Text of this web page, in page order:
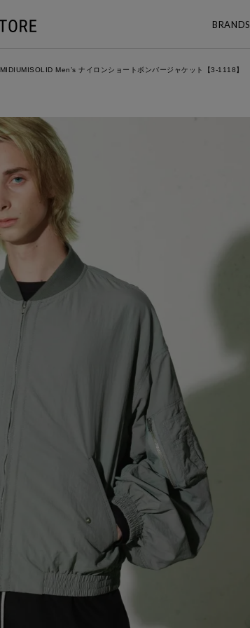
BRANDS
MIDIUMISOLID Men’s ナイロンショートボンバージャケット【3-1118】